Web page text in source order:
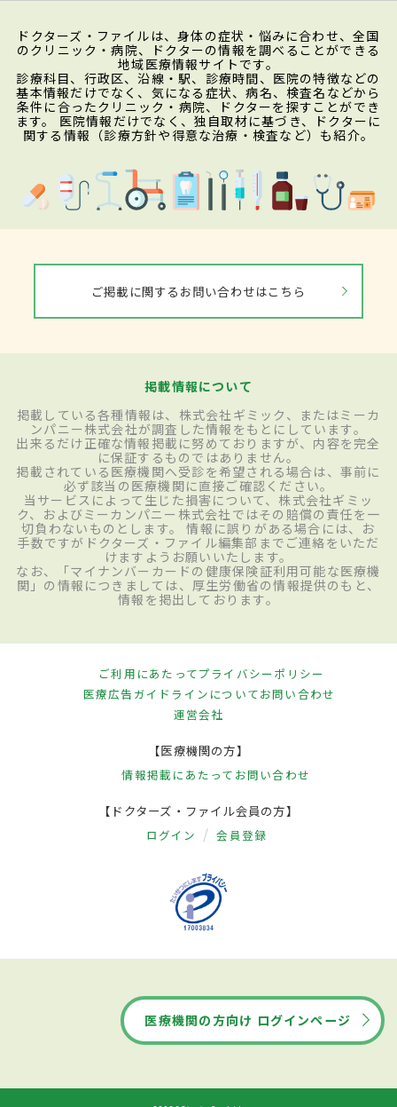
ドクターズ・ファイルは、身体の症状・悩みに合わせ、全国
のクリニック・病院、ドクターの情報を調べることができる
地域医療情報サイトです。
診療科目、行政区、沿線・駅、診療時間、医院の特徴などの
基本情報だけでなく、気になる症状、病名、検査名などから
条件に合ったクリニック・病院、ドクターを探すことができ
ます。 医院情報だけでなく、独自取材に基づき、ドクターに
関する情報（診療方針や得意な治療・検査など）も紹介。
ご掲載に関するお問い合わせはこちら
掲載情報について
掲載している各種情報は、株式会社ギミック、またはミーカ
ンパニー株式会社が調査した情報をもとにしています。
出来るだけ正確な情報掲載に努めておりますが、内容を完全
に保証するものではありません。
掲載されている医療機関へ受診を希望される場合は、事前に
必ず該当の医療機関に直接ご確認ください。
当サービスによって生じた損害について、株式会社ギミッ
ク、およびミーカンパニー株式会社ではその賠償の責任を一
切負わないものとします。 情報に誤りがある場合には、お
手数ですがドクターズ・ファイル編集部までご連絡をいただ
けますようお願いいたします。
なお、「マイナンバーカードの健康保険証利用可能な医療機
関」の情報につきましては、厚生労働省の情報提供のもと、
情報を掲出しております。
ご利用にあたってプライバシーポリシー
医療広告ガイドラインについてお問い合わせ
運営会社
【医療機関の方】
情報掲載にあたって お問い合わせ
【ドクターズ・ファイル会員の方】
ログイン 会員登録
医療機関の方向け ログインページ